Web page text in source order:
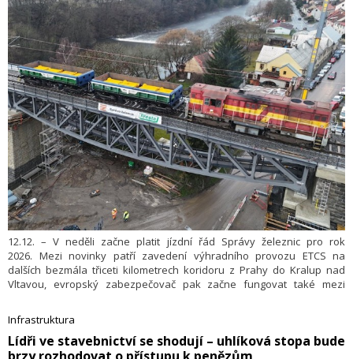
12.12. – V neděli začne platit jízdní řád Správy železnic pro rok
2026. Mezi novinky patří zavedení výhradního provozu ETCS na
dalších bezmála třiceti kilometrech koridoru z Prahy do Kralup nad
Vltavou, evropský zabezpečovač pak začne fungovat také mezi
Lužnici.
Infrastruktura
​Lídři ve stavebnictví se shodují – uhlíková stopa bude
brzy rozhodovat o přístupu k penězům